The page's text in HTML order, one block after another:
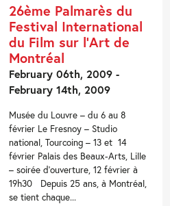
26ème Palmarès du
Festival International
du Film sur l’Art de
Montréal
February 06th, 2009 -
February 14th, 2009
Musée du Louvre – du 6 au 8
février Le Fresnoy – Studio
national, Tourcoing – 13 et 14
février Palais des Beaux-Arts, Lille
– soirée d’ouverture, 12 février à
19h30 Depuis 25 ans, à Montréal,
se tient chaque...